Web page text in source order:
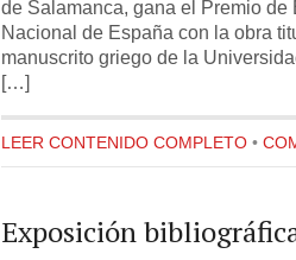
de Salamanca, gana el Premio
Nacional de España con la obra
manuscrito griego de la
[…]
LEER CONTENIDO COMPLETO •
Exposición